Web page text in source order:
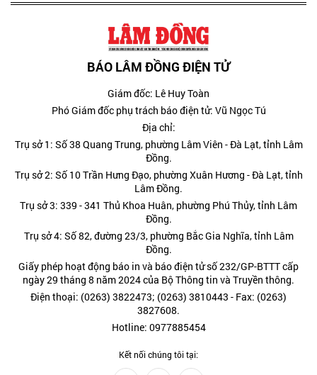
BÁO LÂM ĐỒNG ĐIỆN TỬ
Giám đốc: Lê Huy Toàn
Phó Giám đốc phụ trách báo điện tử: Vũ Ngọc Tú
Địa chỉ:
Trụ sở 1: Số 38 Quang Trung, phường Lâm Viên - Đà Lạt, tỉnh Lâm
Đồng.
Trụ sở 2: Số 10 Trần Hưng Đạo, phường Xuân Hương - Đà Lạt, tỉnh
Lâm Đồng.
Trụ sở 3: 339 - 341 Thủ Khoa Huân, phường Phú Thủy, tỉnh Lâm
Đồng.
Trụ sở 4: Số 82, đường 23/3, phường Bắc Gia Nghĩa, tỉnh Lâm
Đồng.
Giấy phép hoạt động báo in và báo điện tử số 232/GP-BTTT cấp
ngày 29 tháng 8 năm 2024 của Bộ Thông tin và Truyền thông.
Điện thoại: (0263) 3822473; (0263) 3810443 - Fax: (0263)
3827608.
Hotline: 0977885454
Kết nối chúng tôi tại: